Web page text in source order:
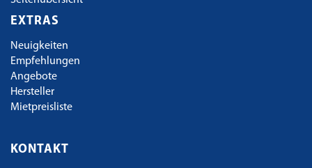
EXTRAS
Neuigkeiten
Empfehlungen
Angebote
Hersteller
Mietpreisliste
KONTAKT